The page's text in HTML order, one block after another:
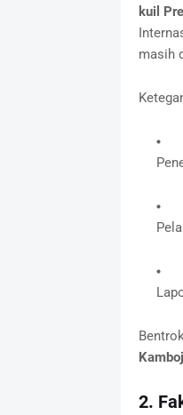
kuil
masih
2.